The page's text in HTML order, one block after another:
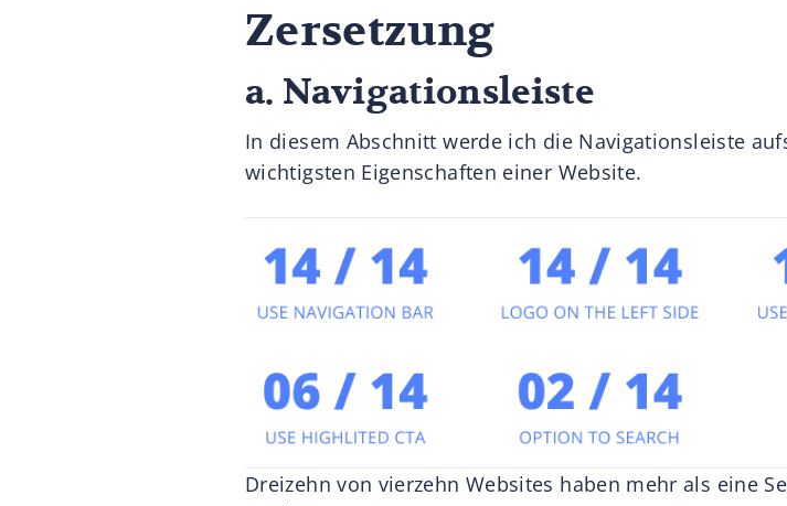
Zersetzung
a. Navigationsleiste
In diesem Abschnitt werde ich die Navigationsleiste
wichtigsten Eigenschaften einer Website.
Dreizehn von vierzehn Websites haben mehr als eine